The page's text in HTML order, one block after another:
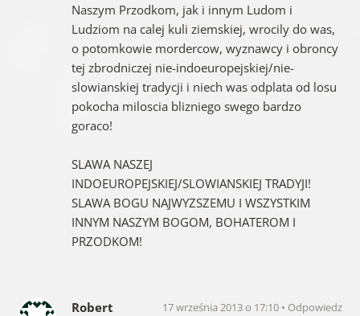
Naszym Przodkom, jak i innym Ludom i
Ludziom na calej kuli ziemskiej, wrocily do was,
o potomkowie mordercow, wyznawcy i obroncy
tej zbrodniczej nie-indoeuropejskiej/nie-
slowianskiej tradycji i niech was odplata od losu
pokocha miloscia blizniego swego bardzo
goraco!
SLAWA NASZEJ
INDOEUROPEJSKIEJ/SLOWIANSKIEJ TRADYJI!
SLAWA BOGU NAJWYZSZEMU I WSZYSTKIM
INNYM NASZYM BOGOM, BOHATEROM I
PRZODKOM!
Robert 17 września 2013 o 17:10 Odpowiedz